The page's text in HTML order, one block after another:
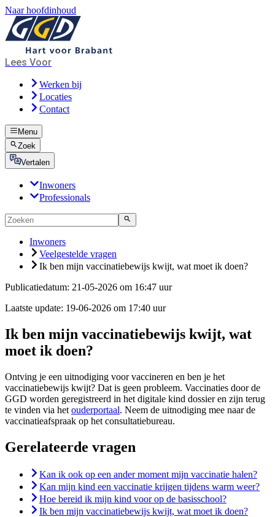
Naar hoofdinhoud
Lees Voor
Werken bij
Locaties
Contact
Menu
Zoek
Vertalen
Inwoners
Professionals
Inwoners
Veelgestelde vragen
Ik ben mijn vaccinatiebewijs kwijt, wat moet ik doen?
Publicatiedatum: 21-05-2026 om 16:47 uur
Laatste update: 19-06-2026 om 17:40 uur
Ik ben mijn vaccinatiebewijs kwijt, wat
moet ik doen?
Ontving je een uitnodiging voor vaccineren en ben je het
vaccinatiebewijs kwijt? Dat is geen probleem. Vaccinaties door de
GGD worden geregistreerd in het digitale kind dossier en zijn terug
te vinden via het ouderportaal. Neem de uitnodiging mee naar de
vaccinatieafspraak op het consultatiebureau.
Gerelateerde vragen
Kan ik ook op een ander moment mijn vaccinatie halen?
Kan mijn kind een vaccinatie krijgen tijdens warm weer?
Hoe bereid ik mijn kind voor op de basisschool?
Ik ben mijn vaccinatiebewijs kwijt, wat moet ik doen?